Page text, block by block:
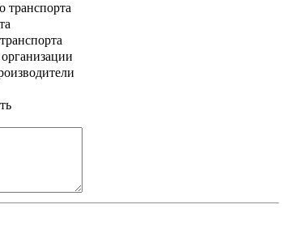
транспорта